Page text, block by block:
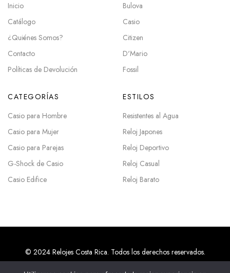
Inicio
Catálogo
¿Quiénes Somos?
Contacto
Políticas de Devolución
Bulova
Casio
Citizen
D'Mario
Fossil
CATEGORÍAS
Casio para Hombre
Casio para Mujer
Casio para Parejas
G-Shock de Casio
Casio Edifice
ESTILOS
Resistentes al Agua
Reloj Japones
Reloj Deportivo
Reloj Casual
Reloj Barato
© 2024 Relojes Costa Rica. Todos los derechos reservados.